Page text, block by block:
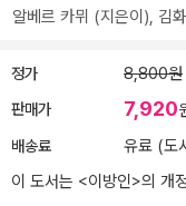
알베르 카뮈 (지은이), 김
정가 8,800원
판매가 7,920
배송료
유료 (도
이 도서는 <이방인>의 개